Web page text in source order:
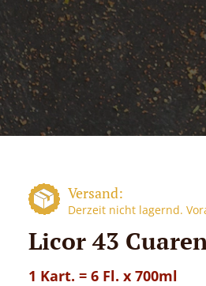
Versand:
Derzeit nicht lagernd.
Licor 43
1 Kart. = 6 Fl. x 700ml